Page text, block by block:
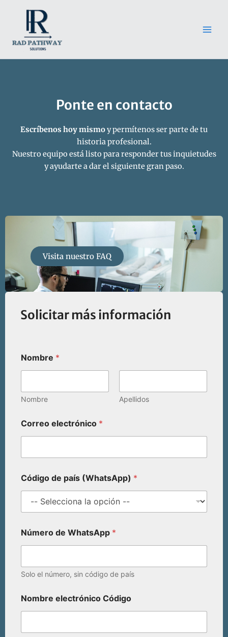
contenido
Ponte en contacto
Escríbenos hoy mismoy permítenos ser parte de tu
historia profesional.
Nuestro equipo está listo para responder tus inquietudes
y ayudarte a dar el siguiente gran paso.
Visita nuestro FAQ
Solicitar más información
Nombre *
Nombre Apellidos
Correo electrónico *
Código de país (WhatsApp) *
Número de WhatsApp *
Solo el número, sin código de país
Nombre electrónico Código